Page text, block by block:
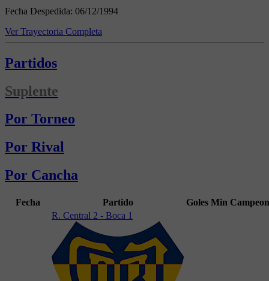
Fecha Despedida: 06/12/1994
Ver Trayectoria Completa
Partidos
Suplente
Por Torneo
Por Rival
Por Cancha
Fecha Partido Goles Min
R. Central 2 - Boca 1